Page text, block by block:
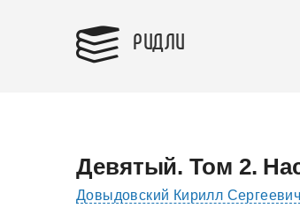
РИДЛИ
Девятый. Том 2.
Довыдовский Кирилл Сергеевич